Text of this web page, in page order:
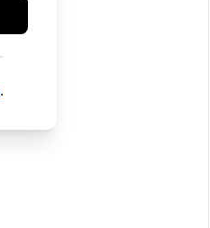
.